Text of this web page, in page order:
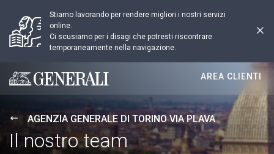
Stiamo lavorando per rendere migliori i nostri servizi
online.
Ci scusiamo per i disagi che potresti riscontrare
temporaneamente nella navigazione.
Generali logo
AREA CLIENTI
AGENZIA GENERALE DI TORINO VIA PLAVA
Il nostro team